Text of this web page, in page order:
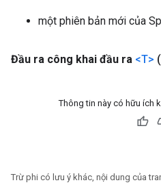
một phiên bản mới của
Đầu ra công khai đầu ra <T>
Thông tin này có hữu ích
Trừ phi có lưu ý khác, nội dung của